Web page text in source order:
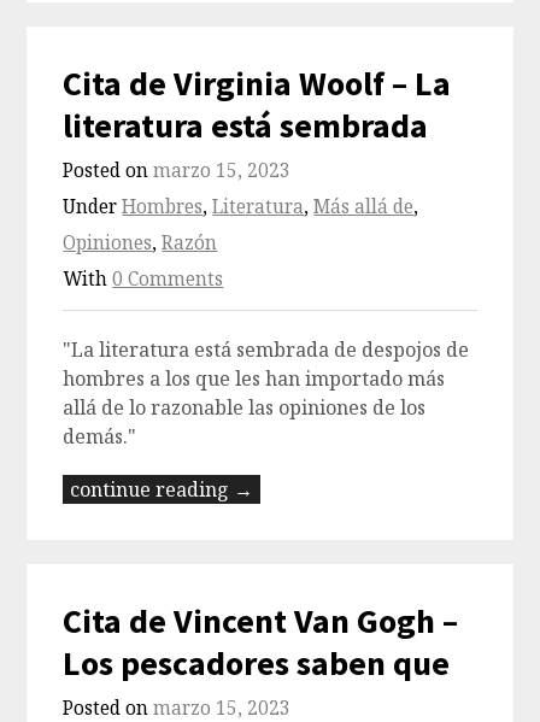
Cita de Virginia Woolf – La
literatura está sembrada
Posted onmarzo 15, 2023
UnderHombres,Literatura,Más allá de,
Opiniones,Razón
With0 Comments
"La literatura está sembrada de despojos de
hombres a los que les han importado más
allá de lo razonable las opiniones de los
demás."
continue reading →
Cita de Vincent Van Gogh –
Los pescadores saben que
Posted onmarzo 15, 2023